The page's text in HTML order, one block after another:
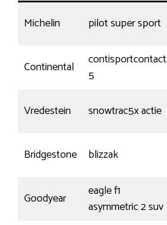
Michelin pilot super sport
Continental
contisportcontact
5
Vredestein snowtrac5x actie
Bridgestone blizzak
Goodyear
eagle f1
asymmetric 2 suv